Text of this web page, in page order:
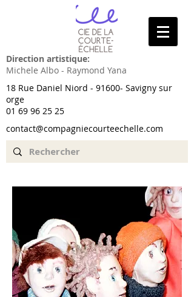
Direction artistique:
Michele Albo - Raymond Yana
18 Rue Daniel Niord - 91600- Savigny sur
orge
01 69 96 25 25
contact@compagniecourteechelle.com